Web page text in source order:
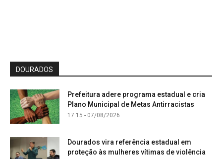
DOURADOS
Prefeitura adere programa estadual e cria
Plano Municipal de Metas Antirracistas
17:15 - 07/08/2026
Dourados vira referência estadual em
proteção às mulheres vítimas de violência